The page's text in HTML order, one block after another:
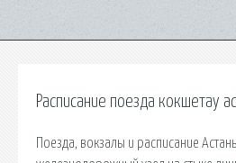
Расписание поезда кокшетау
Поезда, вокзалы и расписание